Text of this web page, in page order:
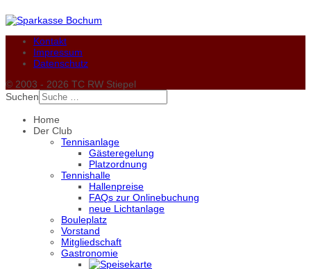
Kontakt
Impressum
Datenschutz
© 2003 - 2026 TC RW Stiepel
Suchen
Home
Der Club
Tennisanlage
Gästeregelung
Platzordnung
Tennishalle
Hallenpreise
FAQs zur Onlinebuchung
neue Lichtanlage
Bouleplatz
Vorstand
Mitgliedschaft
Gastronomie